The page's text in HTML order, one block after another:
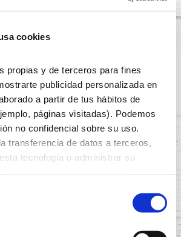
cookies
propias y de terceros para fines
publicidad personalizada en
a partir de tus hábitos de
páginas visitadas). Podemos
no confidencial sobre su uso.
transferencia de datos a terceros,
tecnología o administrar su
política de cookies,
pulsa aquí
información sobre nuestras políticas
23 JULIO, 2024
DEL VERANO CON